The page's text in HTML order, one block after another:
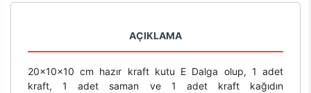
AÇIKLAMA
20x10x10 cm hazır kraft kutu E Dalga olup, 1 adet
kraft, 1 adet saman ve 1 adet kraft kağıdın